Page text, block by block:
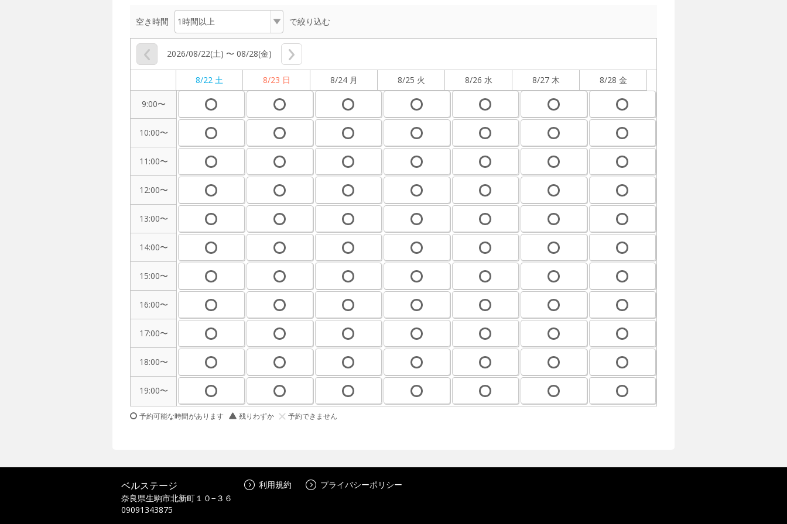
空き時間 で絞り込む
2026/08/22(土) 〜 08/28(金)
8/22 土 8/23 日 8/24 月 8/25 火 8/26 水 8/27 木 8/28 金
9:00〜
10:00〜
11:00〜
12:00〜
13:00〜
14:00〜
15:00〜
16:00〜
17:00〜
18:00〜
19:00〜
予約可能な時間があります 残りわずか 予約できません
ベルステージ
奈良県生駒市北新町１０−３６
09091343875
利用規約 プライバシーポリシー